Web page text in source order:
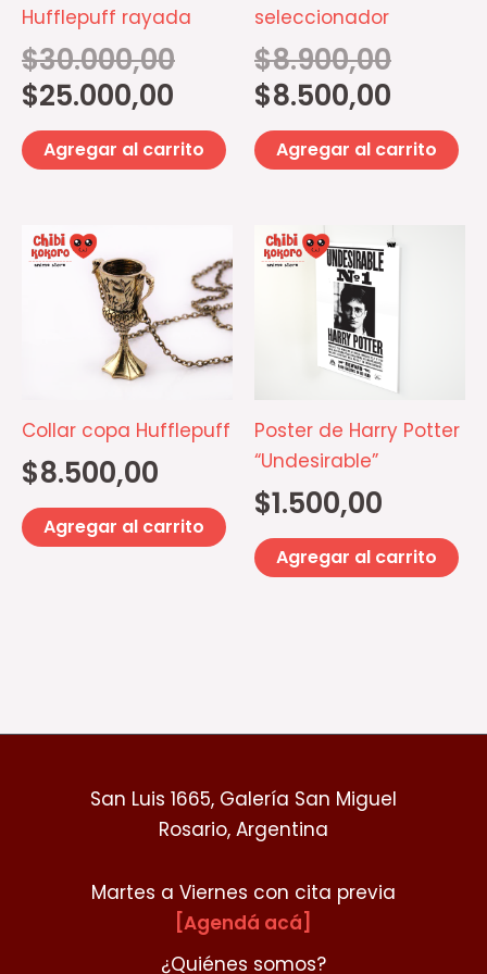
Hufflepuff rayada
$30.000,00
$25.000,00
Agregar al carrito
seleccionador
$8.900,00
$8.500,00
Agregar al carrito
Collar copa Hufflepuff
$8.500,00
Agregar al carrito
Poster de Harry Potter
“Undesirable”
$1.500,00
Agregar al carrito
San Luis 1665, Galería San Miguel
Rosario, Argentina
Martes a Viernes con cita previa
[Agendá acá]
¿Quiénes somos?